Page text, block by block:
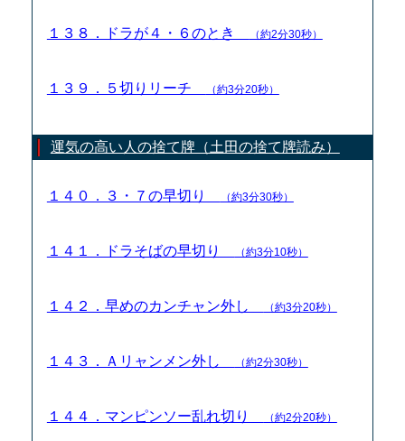
１３８．ドラが４・６のとき （約2分30秒）
１３９．５切りリーチ （約3分20秒）
運気の高い人の捨て牌（土田の捨て牌読み）
１４０．３・７の早切り （約3分30秒）
１４１．ドラそばの早切り （約3分10秒）
１４２．早めのカンチャン外し （約3分20秒）
１４３．Ａリャンメン外し （約2分30秒）
１４４．マンピンソー乱れ切り （約2分20秒）